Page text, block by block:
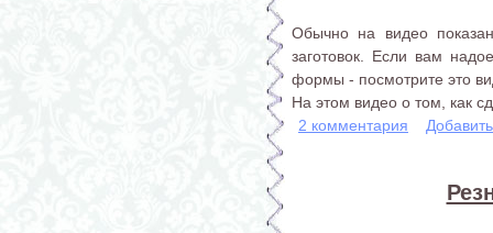
Обычно на видео
заготовок. Если вам
формы - посмотрите это
На этом видео о том, как
2 комментария